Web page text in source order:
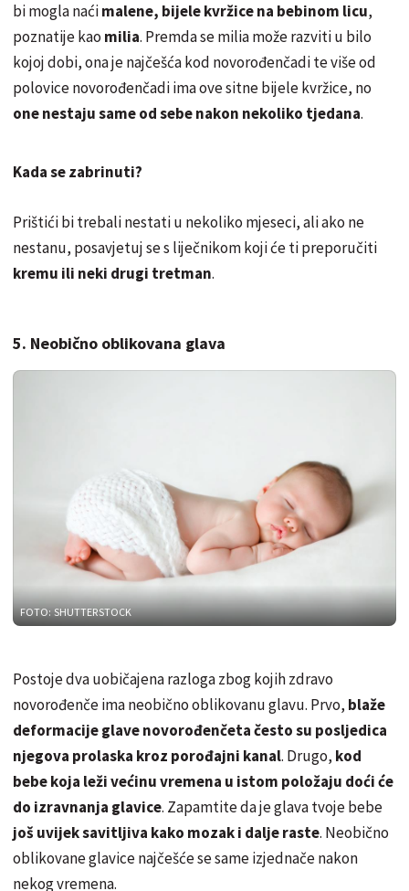
bi mogla naćimalene, bijele kvržice na bebinom licu,
poznatije kao milia. Premda se milia može razviti u bilo
kojoj dobi, ona je najčešća kod novorođenčadi te više od
polovice novorođenčadi ima ove sitne bijele kvržice, no
one nestaju same od sebe nakon nekoliko tjedana.
Kada se zabrinuti?
Prištići bi trebali nestati u nekoliko mjeseci, ali ako ne
nestanu, posavjetuj se s liječnikom koji će ti preporučiti
kremu ili neki drugi tretman.
5. Neobično oblikovana glava
FOTO: SHUTTERSTOCK
Postoje dva uobičajena razloga zbog kojih zdravo
novorođenče ima neobično oblikovanu glavu. Prvo, blaže
deformacije glave novorođenčeta često su posljedica
njegova prolaska kroz porođajni kanal. Drugo, kod
bebe koja leži većinu vremena u istom položaju doći će
do izravnanja glavice. Zapamtite da je glava tvoje bebe
još uvijek savitljiva kako mozak i dalje raste. Neobično
oblikovane glavice najčešće se same izjednače nakon
nekog vremena.